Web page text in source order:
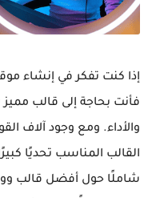
إذا كنت تفكر في إنشاء
فأنت بحاجة إلى قالب
والأداء. ومع وجود آلاف
القالب المناسب تحديًا